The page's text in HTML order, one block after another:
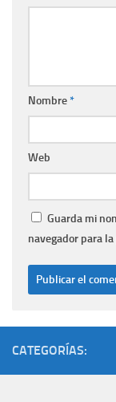
Nombre*
Web
Guarda mi
navegador para
CATEGORÍAS: